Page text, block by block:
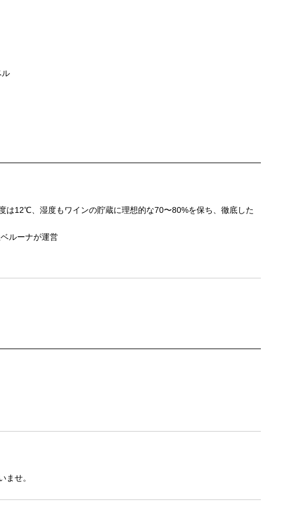
ル
は12℃、湿度もワインの貯蔵に理想的な70〜80%を保ち、徹底した
ルーナが運営
ませ。